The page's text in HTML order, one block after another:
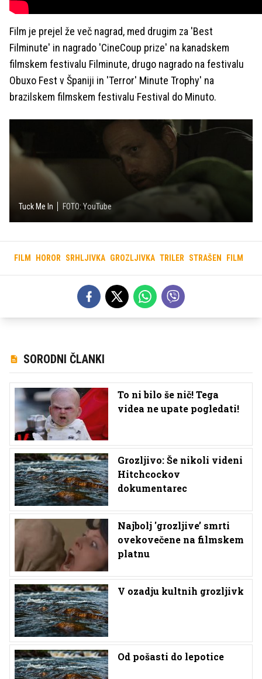
Film je prejel že več nagrad, med drugim za 'Best
Filminute' in nagrado 'CineCoup prize' na kanadskem
filmskem festivalu Filminute, drugo nagrado na festivalu
Obuxo Fest v Španiji in 'Terror' Minute Trophy' na
brazilskem filmskem festivalu Festival do Minuto.
Tuck Me In FOTO: YouTube
FILM HOROR SRHLJIVKA GROZLJIVKA TRILER STRAŠEN FILM
SORODNI ČLANKI
To ni bilo še nič! Tega
videa ne upate pogledati!
Grozljivo: Še nikoli videni
Hitchcockov
dokumentarec
Najbolj 'grozljive’ smrti
ovekovečene na filmskem
platnu
V ozadju kultnih grozljivk
Od pošasti do lepotice